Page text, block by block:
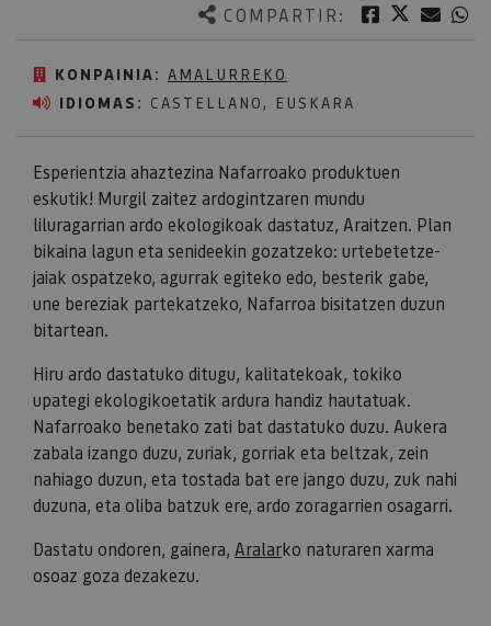
COMPARTIR: Facebook
Twitter
KONPAINIA: AMALURREKO
IDIOMAS: CASTELLANO, EUSKARA
Esperientzia ahaztezina Nafarroako produktuen
eskutik! Murgil zaitez ardogintzaren mundu
liluragarrian ardo ekologikoak dastatuz, Araitzen. Plan
bikaina lagun eta senideekin gozatzeko: urtebetetze-
jaiak ospatzeko, agurrak egiteko edo, besterik gabe,
une bereziak partekatzeko, Nafarroa bisitatzen duzun
bitartean.
Hiru ardo dastatuko ditugu, kalitatekoak, tokiko
upategi ekologikoetatik ardura handiz hautatuak.
Nafarroako benetako zati bat dastatuko duzu. Aukera
zabala izango duzu, zuriak, gorriak eta beltzak, zein
nahiago duzun, eta tostada bat ere jango duzu, zuk nahi
duzuna, eta oliba batzuk ere, ardo zoragarrien osagarri.
Dastatu ondoren, gainera, Aralarko naturaren xarma
osoaz goza dezakezu.